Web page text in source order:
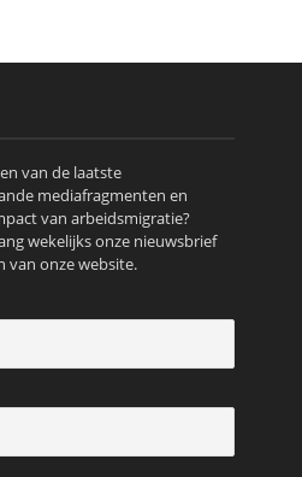
van de laatste
mediafragmenten en
van arbeidsmigratie?
wekelijks onze nieuwsbrief
van onze website.